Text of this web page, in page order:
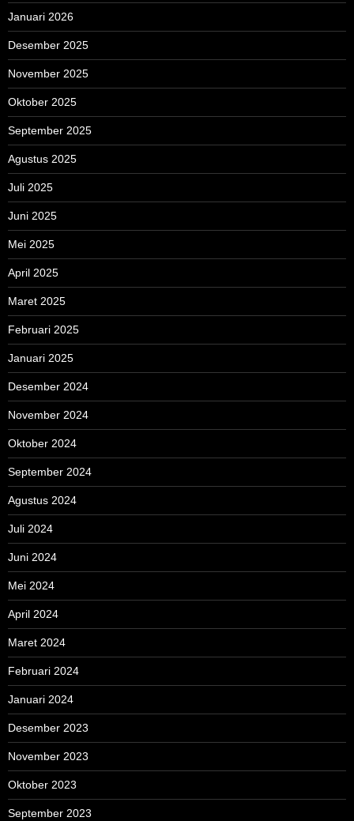
Januari 2026
Desember 2025
November 2025
Oktober 2025
September 2025
Agustus 2025
Juli 2025
Juni 2025
Mei 2025
April 2025
Maret 2025
Februari 2025
Januari 2025
Desember 2024
November 2024
Oktober 2024
September 2024
Agustus 2024
Juli 2024
Juni 2024
Mei 2024
April 2024
Maret 2024
Februari 2024
Januari 2024
Desember 2023
November 2023
Oktober 2023
September 2023